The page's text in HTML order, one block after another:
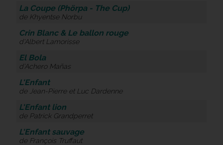
La Coupe (Phörpa - The Cup)
de Khyentse Norbu
Crin Blanc & Le ballon rouge
d'Albert Lamorisse
El Bola
d’Achero Mañas
L'Enfant
de Jean-Pierre et Luc Dardenne
L'Enfant lion
de Patrick Grandperret
L'Enfant sauvage
de François Truffaut